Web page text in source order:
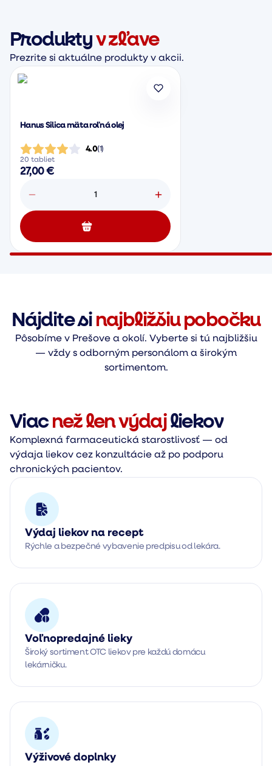
Produktyv zľave
Prezrite si aktuálne produkty v akcii.
Hanus Silica mäta roľná olej
4.0(1)
20 tabliet
27,00 €
1
Nájdite si najbližšiu pobočku
Pôsobíme v Prešove a okolí. Vyberte si tú najbližšiu
— vždy s odborným personálom a širokým
sortimentom.
Viacnež len výdajliekov
Komplexná farmaceutická starostlivosť — od
výdaja liekov cez konzultácie až po podporu
chronických pacientov.
Výdaj liekov na recept
Rýchle a bezpečné vybavenie predpisu od lekára.
Voľnopredajné lieky
Široký sortiment OTC liekov pre každú domácu
lekárničku.
Výživové doplnky